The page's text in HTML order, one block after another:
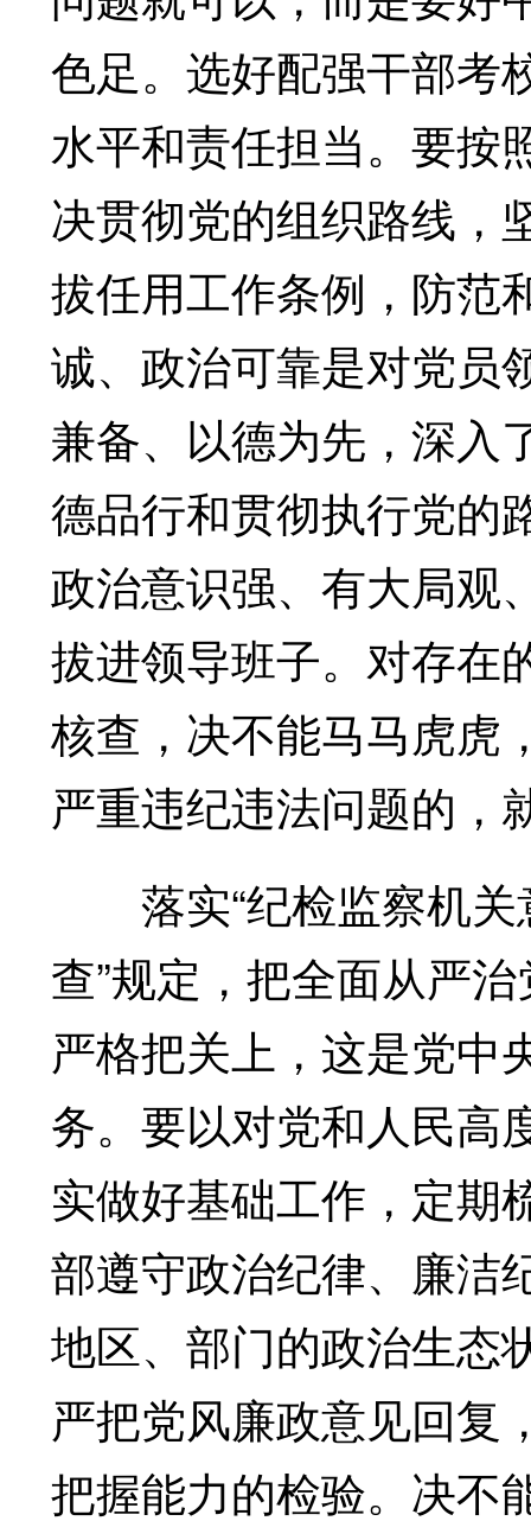
色足。选好配强干部考
水平和责任担当。要按
决贯彻党的组织路线，
拔任用工作条例，防范
诚、政治可靠是对党员
兼备、以德为先，深入
德品行和贯彻执行党的
政治意识强、有大局观
拔进领导班子。对存在
核查，决不能马马虎虎
严重违纪违法问题的，
落实“纪检监察机关
查”规定，把全面从严
严格把关上，这是党中
务。要以对党和人民高
实做好基础工作，定期
部遵守政治纪律、廉洁
地区、部门的政治生态
严把党风廉政意见回复
把握能力的检验。决不